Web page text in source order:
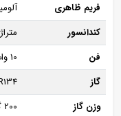
فریم ظاهری
کندانسور
فن
10 وات
گاز
وزن گاز
200 گرم